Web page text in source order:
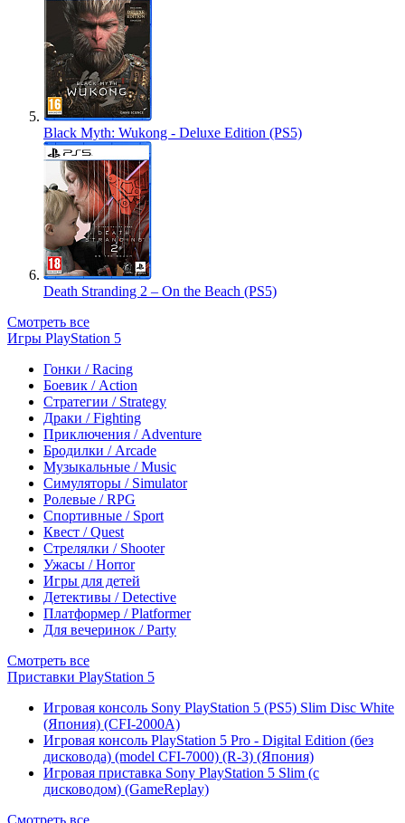
Black Myth: Wukong - Deluxe Edition (PS5)
Death Stranding 2 – On the Beach (PS5)
Смотреть все
Игры PlayStation 5
Гонки / Racing
Боевик / Action
Стратегии / Strategy
Драки / Fighting
Приключения / Adventure
Бродилки / Arcade
Музыкальные / Music
Симуляторы / Simulator
Ролевые / RPG
Спортивные / Sport
Квест / Quest
Стрелялки / Shooter
Ужасы / Horror
Игры для детей
Детективы / Detective
Платформер / Platformer
Для вечеринок / Party
Смотреть все
Приставки PlayStation 5
Игровая консоль Sony PlayStation 5 (PS5) Slim Disc White
(Япония) (CFI-2000A)
Игровая консоль PlayStation 5 Pro - Digital Edition (без
дисковода) (model CFI-7000) (R-3) (Япония)
Игровая приставка Sony PlayStation 5 Slim (с
дисководом) (GameReplay)
Смотреть все